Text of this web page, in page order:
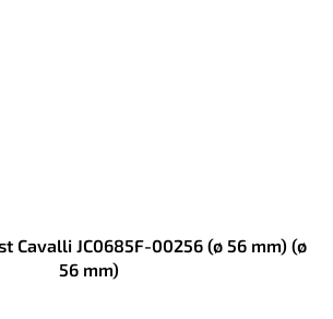
Cavalli JC0685F-00256 (ø 56 mm) (ø
56 mm)